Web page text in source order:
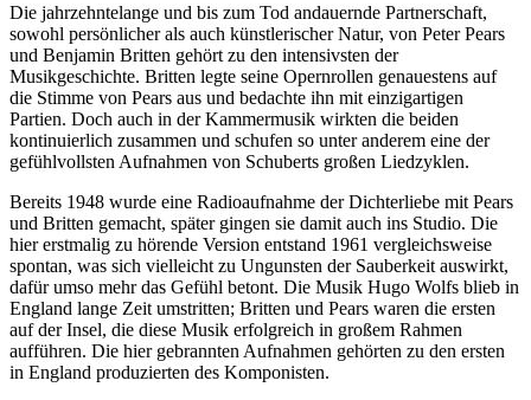
Die jahrzehntelange und bis zum Tod andauernde Partnerschaft,
sowohl persönlicher als auch künstlerischer Natur, von Peter Pears
und Benjamin Britten gehört zu den intensivsten der
Musikgeschichte. Britten legte seine Opernrollen genauestens auf
die Stimme von Pears aus und bedachte ihn mit einzigartigen
Partien. Doch auch in der Kammermusik wirkten die beiden
kontinuierlich zusammen und schufen so unter anderem eine der
gefühlvollsten Aufnahmen von Schuberts großen Liedzyklen.
Bereits 1948 wurde eine Radioaufnahme der Dichterliebe mit Pears
und Britten gemacht, später gingen sie damit auch ins Studio. Die
hier erstmalig zu hörende Version entstand 1961 vergleichsweise
spontan, was sich vielleicht zu Ungunsten der Sauberkeit auswirkt,
dafür umso mehr das Gefühl betont. Die Musik Hugo Wolfs blieb in
England lange Zeit umstritten; Britten und Pears waren die ersten
auf der Insel, die diese Musik erfolgreich in großem Rahmen
aufführen. Die hier gebrannten Aufnahmen gehörten zu den ersten
in England produzierten des Komponisten.